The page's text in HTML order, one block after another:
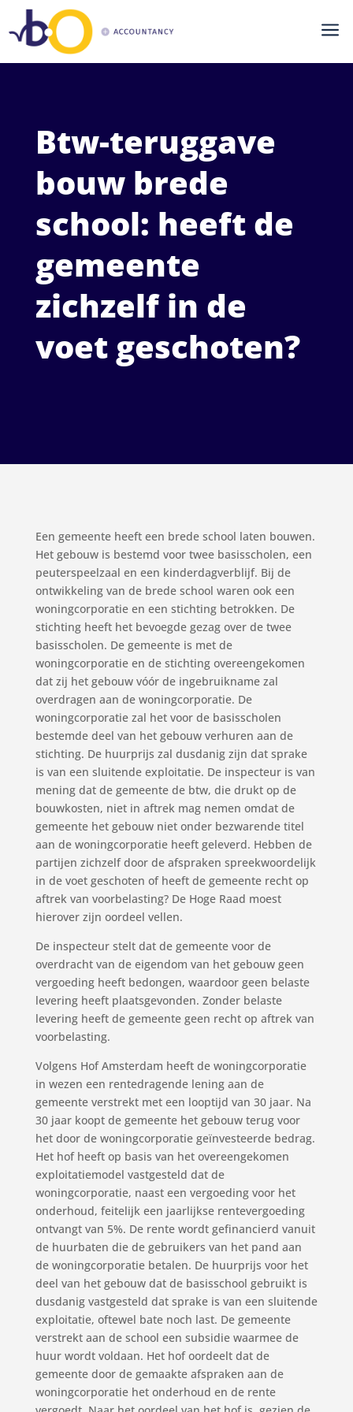
a
Btw-teruggave
bouw brede
school: heeft de
gemeente
zichzelf in de
voet geschoten?
Een gemeente heeft een brede school laten bouwen.
Het gebouw is bestemd voor twee basisscholen, een
peuterspeelzaal en een kinderdagverblijf. Bij de
ontwikkeling van de brede school waren ook een
woningcorporatie en een stichting betrokken. De
stichting heeft het bevoegde gezag over de twee
basisscholen. De gemeente is met de
woningcorporatie en de stichting overeengekomen
dat zij het gebouw vóór de ingebruikname zal
overdragen aan de woningcorporatie. De
woningcorporatie zal het voor de basisscholen
bestemde deel van het gebouw verhuren aan de
stichting. De huurprijs zal dusdanig zijn dat sprake
is van een sluitende exploitatie. De inspecteur is van
mening dat de gemeente de btw, die drukt op de
bouwkosten, niet in aftrek mag nemen omdat de
gemeente het gebouw niet onder bezwarende titel
aan de woningcorporatie heeft geleverd. Hebben de
partijen zichzelf door de afspraken spreekwoordelijk
in de voet geschoten of heeft de gemeente recht op
aftrek van voorbelasting? De Hoge Raad moest
hierover zijn oordeel vellen.
De inspecteur stelt dat de gemeente voor de
overdracht van de eigendom van het gebouw geen
vergoeding heeft bedongen, waardoor geen belaste
levering heeft plaatsgevonden. Zonder belaste
levering heeft de gemeente geen recht op aftrek van
voorbelasting.
Volgens Hof Amsterdam heeft de woningcorporatie
in wezen een rentedragende lening aan de
gemeente verstrekt met een looptijd van 30 jaar. Na
30 jaar koopt de gemeente het gebouw terug voor
het door de woningcorporatie geïnvesteerde bedrag.
Het hof heeft op basis van het overeengekomen
exploitatiemodel vastgesteld dat de
woningcorporatie, naast een vergoeding voor het
onderhoud, feitelijk een jaarlijkse rentevergoeding
ontvangt van 5%. De rente wordt gefinancierd vanuit
de huurbaten die de gebruikers van het pand aan
de woningcorporatie betalen. De huurprijs voor het
deel van het gebouw dat de basisschool gebruikt is
dusdanig vastgesteld dat sprake is van een sluitende
exploitatie, oftewel bate noch last. De gemeente
verstrekt aan de school een subsidie waarmee de
huur wordt voldaan. Het hof oordeelt dat de
gemeente door de gemaakte afspraken aan de
woningcorporatie het onderhoud en de rente